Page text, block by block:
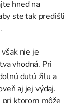
hneď na
ste tak predišli
nie je
vhodná. Pri
dutú žilu a
aj jej výdaj.